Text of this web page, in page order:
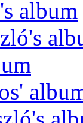
album